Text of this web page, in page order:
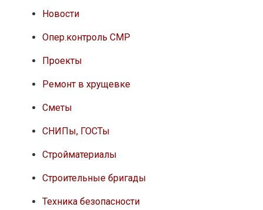
Новости
Опер.контроль СМР
Проекты
Ремонт в хрущевке
Сметы
СНИПы, ГОСТы
Стройматериалы
Строительные бригады
Техника безопасности